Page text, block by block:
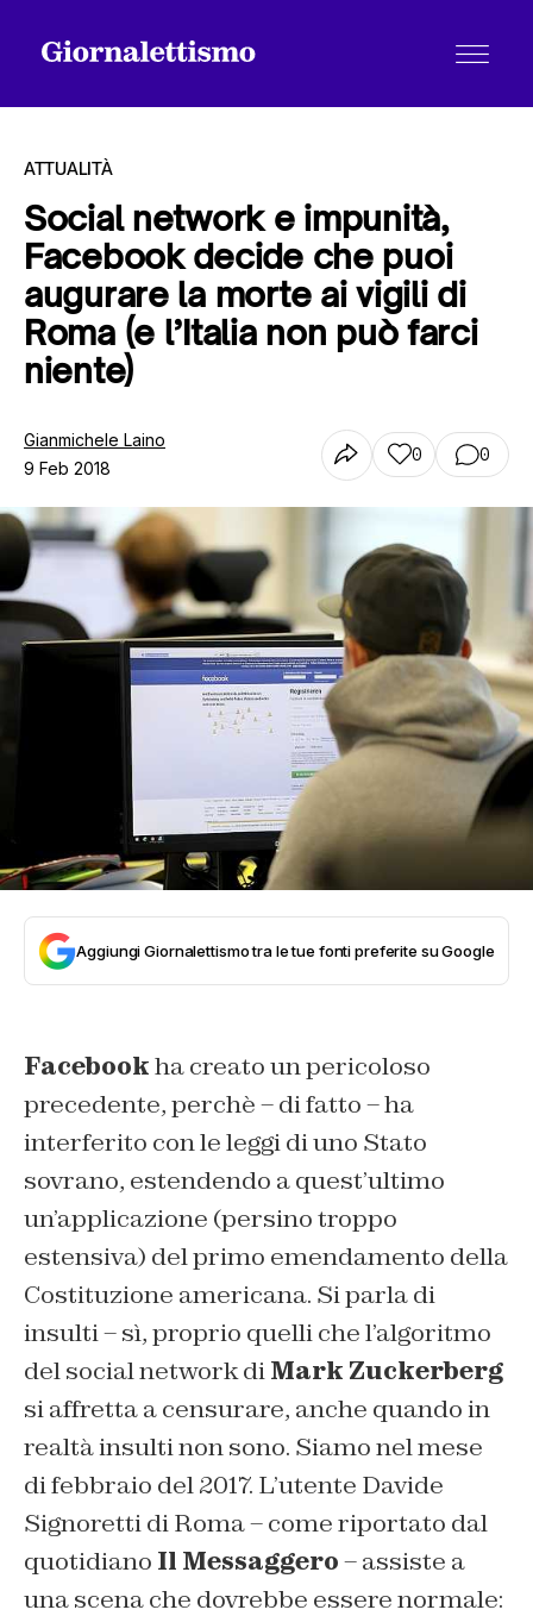
Tutti gli articoli
Chi siamo
Contatti
ATTUALITÀ
Social network e impunità,
Facebook decide che puoi
augurare la morte ai vigili di
Roma (e l’Italia non può farci
niente)
Gianmichele Laino
9 Feb 2018
0 0
Aggiungi Giornalettismo tra le tue fonti preferite su Google
Facebookha creato un pericoloso
precedente, perchè – di fatto – ha
interferito con le leggi di uno Stato
sovrano, estendendo a quest’ultimo
un’applicazione (persino troppo
estensiva) del primo emendamento della
Costituzione americana. Si parla di
insulti – sì, proprio quelli che l’algoritmo
del social network diMark Zuckerberg
si affretta a censurare, anche quando in
realtà insulti non sono. Siamo nel mese
di febbraio del 2017. L’utente Davide
Signoretti di Roma – come riportato dal
quotidiano Il Messaggero– assiste a
una scena che dovrebbe essere normale: